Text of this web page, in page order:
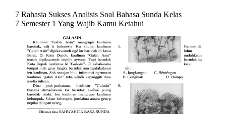
7 Rahasia Sukses Analisis Soal Bahasa Sunda Kelas
7 Semester 1 Yang Wajib Kamu Ketahui